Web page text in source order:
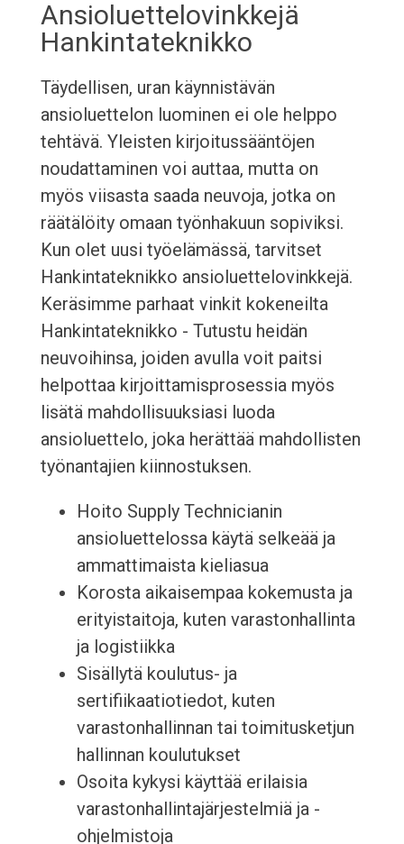
Ansioluettelovinkkejä
Hankintateknikko
Täydellisen, uran käynnistävän
ansioluettelon luominen ei ole helppo
tehtävä. Yleisten kirjoitussääntöjen
noudattaminen voi auttaa, mutta on
myös viisasta saada neuvoja, jotka on
räätälöity omaan työnhakuun sopiviksi.
Kun olet uusi työelämässä, tarvitset
Hankintateknikko ansioluettelovinkkejä.
Keräsimme parhaat vinkit kokeneilta
Hankintateknikko - Tutustu heidän
neuvoihinsa, joiden avulla voit paitsi
helpottaa kirjoittamisprosessia myös
lisätä mahdollisuuksiasi luoda
ansioluettelo, joka herättää mahdollisten
työnantajien kiinnostuksen.
Hoito Supply Technicianin
ansioluettelossa käytä selkeää ja
ammattimaista kieliasua
Korosta aikaisempaa kokemusta ja
erityistaitoja, kuten varastonhallinta
ja logistiikka
Sisällytä koulutus- ja
sertifiikaatiotiedot, kuten
varastonhallinnan tai toimitusketjun
hallinnan koulutukset
Osoita kykysi käyttää erilaisia
varastonhallintajärjestelmiä ja -
ohjelmistoja